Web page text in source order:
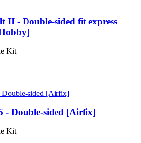
II - Double-sided fit express
Kit
- Double-sided [Airfix]
Kit